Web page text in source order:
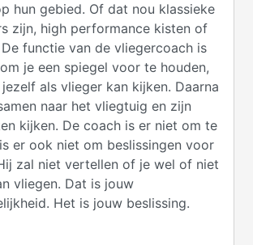
hun gebied. Of dat nou klassieke
zijn, high performance kisten of
functie van de vliegercoach is
je een spiegel voor te houden,
als vlieger kan kijken. Daarna
naar het vliegtuig en zijn
kijken. De coach is er niet om te
er ook niet om beslissingen voor
zal niet vertellen of je wel of niet
vliegen. Dat is jouw
Het is jouw beslissing.